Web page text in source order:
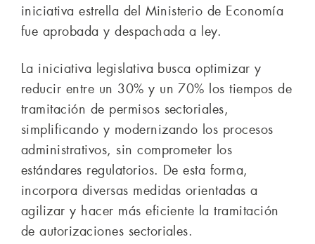
iniciativa estrella del Ministerio de Economía
fue aprobada y despachada a ley.
La iniciativa legislativa busca optimizar y
reducir entre un 30% y un 70% los tiempos de
tramitación de permisos sectoriales,
simplificando y modernizando los procesos
administrativos, sin comprometer los
estándares regulatorios. De esta forma,
incorpora diversas medidas orientadas a
agilizar y hacer más eficiente la tramitación
de autorizaciones sectoriales.